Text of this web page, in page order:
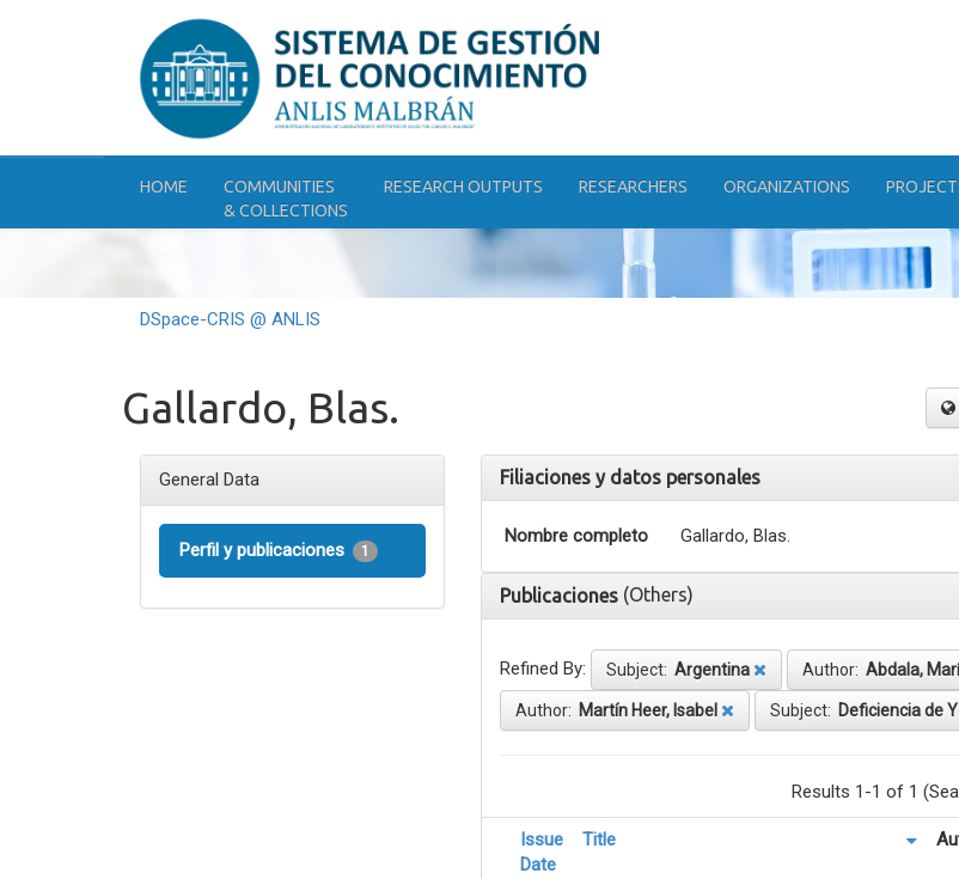
HOME
COMMUNITIES
& COLLECTIONS
RESEARCH OUTPUTS RESEARCHERS ORGANIZATIONS
DSpace-CRIS @ ANLIS
Gallardo, Blas.
General Data
Perfil y publicaciones 1
Filiaciones y datos personales
Nombre completo Gallardo, Blas.
Publicaciones (Others)
Refined By: Subject: Argentina Author: Abdala,
Author: Martín Heer, Isabel Subject: Deficiencia de
Results 1-1 of 1
Issue
Date
Title